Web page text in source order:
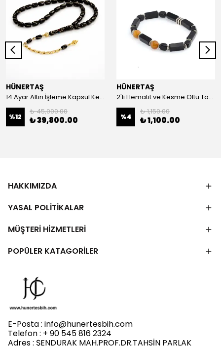
HÜNERTAŞ
14 Ayar Altın İşleme Kapsül Kesim Oltu Taşı Tespih
%12
₺ 45,000.00
₺ 39,800.00
HÜNERTAŞ
2'li Hematit ve Kesme Oltu Taşı Bileklik
%4
₺ 1,150.00
₺ 1,100.00
HAKKIMIZDA
YASAL POLİTİKALAR
MÜŞTERİ HİZMETLERİ
POPÜLER KATAGORİLER
E-Posta : info@hunertesbih.com
Telefon : + 90 545 816 2324
Adres : ŞENDURAK MAH.PROF.DR.TAHSİN PARLAK